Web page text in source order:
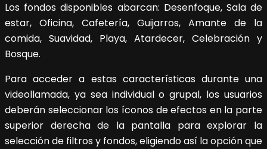
Los fondos disponibles abarcan: Desenfoque, Sala de
estar, Oficina, Cafetería, Guijarros, Amante de la
comida, Suavidad, Playa, Atardecer, Celebración y
Bosque.
Para acceder a estas características durante una
videollamada, ya sea individual o grupal, los usuarios
deberán seleccionar los íconos de efectos en la parte
superior derecha de la pantalla para explorar la
selección de filtros y fondos, eligiendo así la opción que